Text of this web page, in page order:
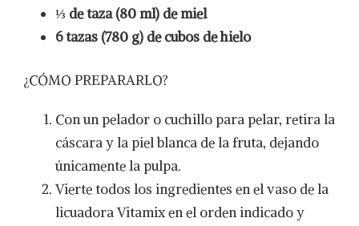
⅓ de taza (80 ml) de miel
6 tazas (780 g) de cubos de hielo
¿CÓMO PREPARARLO?
Con un pelador o cuchillo para pelar, retira la
cáscara y la piel blanca de la fruta, dejando
únicamente la pulpa.
Vierte todos los ingredientes en el vaso de la
licuadora Vitamix en el orden indicado y